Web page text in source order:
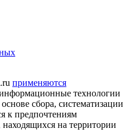
применяются
технологии
сбора, систематизации
к предпочтениям
находящихся на территории